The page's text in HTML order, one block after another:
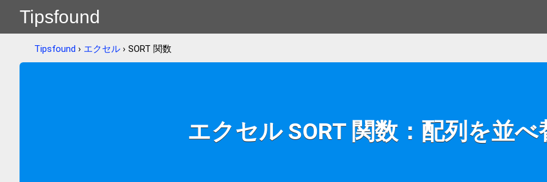
Tipsfound
Tipsfound › エクセル › SORT 関数
エクセル SORT 関数：配列を並